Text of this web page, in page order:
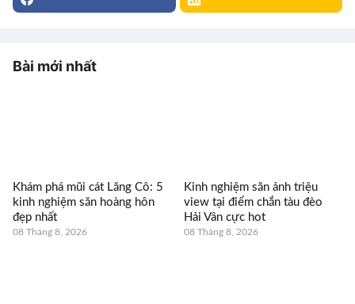
Bài mới nhất
Khám phá mũi cát Lăng Cô: 5
kinh nghiệm săn hoàng hôn
đẹp nhất
08 Tháng 8, 2026
Kinh nghiệm săn ảnh triệu
view tại điểm chắn tàu đèo
Hải Vân cực hot
08 Tháng 8, 2026